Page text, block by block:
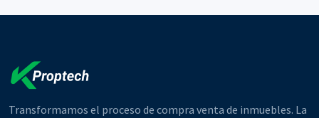
Transformamos el proceso de compra venta de inmuebles. La